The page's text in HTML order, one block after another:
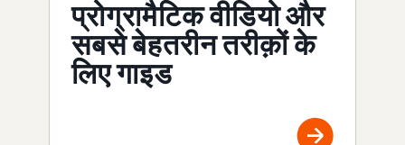
प्रोग्रामैटिक वीडियो और
सबसे बेहतरीन तरीक़ों के
लिए गाइड